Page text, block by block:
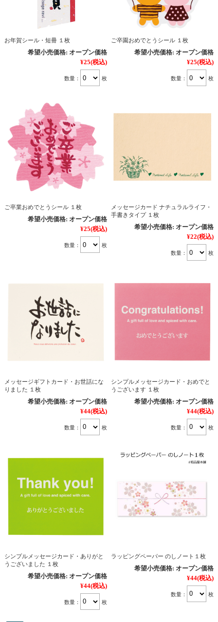
お年賀シール・短冊 １枚
希望小売価格: オープン価格
¥25(税込)
数量： 枚
ご卒園おめでとうシール １枚
希望小売価格: オープン価格
¥25(税込)
数量： 枚
ご卒業おめでとうシール １枚
希望小売価格: オープン価格
¥25(税込)
数量： 枚
メッセージカード ナチュラルライフ・
手書きタイプ １枚
希望小売価格: オープン価格
¥22(税込)
数量： 枚
メッセージギフトカード・お世話にな
りました １枚
希望小売価格: オープン価格
¥44(税込)
数量： 枚
シンプルメッセージカード・おめでと
うございます １枚
希望小売価格: オープン価格
¥44(税込)
数量： 枚
シンプルメッセージカード・ありがと
うございました １枚
希望小売価格: オープン価格
¥44(税込)
数量： 枚
ラッピングペーパー のしノート１枚
希望小売価格: オープン価格
¥44(税込)
数量： 枚